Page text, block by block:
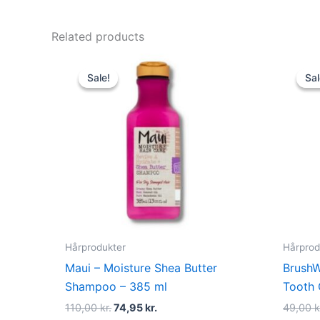
Related products
Sale!
Sale!
Hårprodukter
Maui – Moisture Shea Butter
Shampoo – 385 ml
110,00kr.
Original
was:
110,00 kr..
74,95kr.
Current
price
is:
74,95 kr..
Tooth
49,00